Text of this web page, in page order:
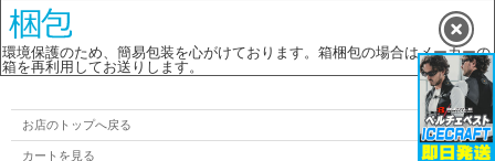
環境保護のため、簡易包装を心がけております。箱梱包の場合はメーカーの
箱を再利用してお送りします。
お店のトップへ戻る
カートを見る